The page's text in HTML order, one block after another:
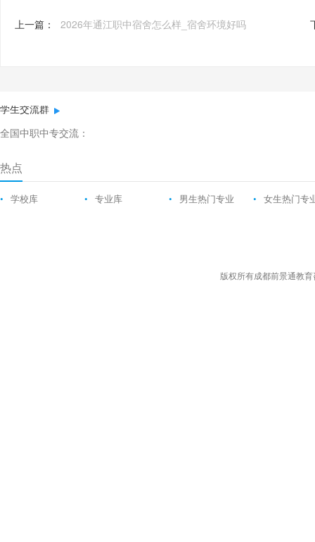
上一篇： 2026年通江职中宿舍怎么样_宿舍环境好吗
学生交流群
全国中职中专交流：
热点
• 学校库 • 专业库 • 男生热门专业 • 女生热门专
版权所有成都前景通教